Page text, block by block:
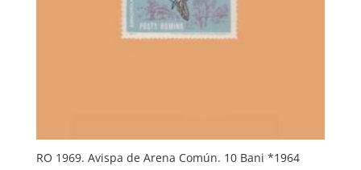
RO 1969. Avispa de Arena Común. 10 Bani *1964